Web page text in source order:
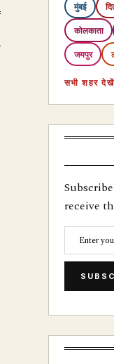
मुंबई
कोलकाता
जयपुर
सभी शहर देखें
receive